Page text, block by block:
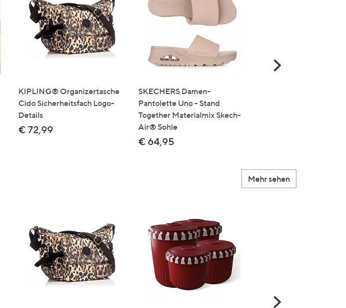
KIPLING® Organizertasche
Cido Sicherheitsfach Logo-
Details
€ 72,99
SKECHERS Damen-
Pantolette Uno - Stand
Together Materialmix Skech-
Air® Sohle
€ 64,95
Scroll
Mehr sehen
Scroll